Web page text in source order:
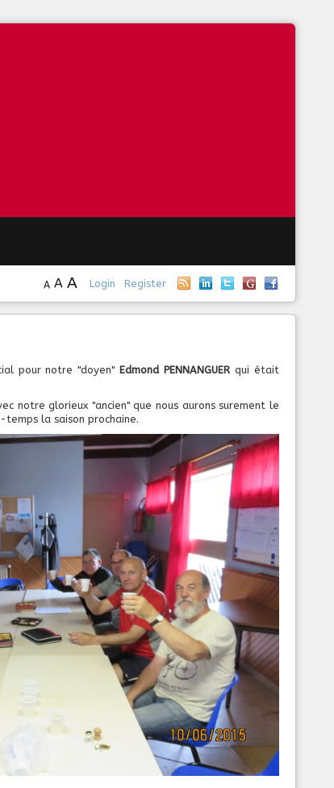
Login Register
A A A
pour notre "doyen" Edmond PENNANGUER qui était
notre glorieux "ancien" que nous aurons surement le
la saison prochaine.